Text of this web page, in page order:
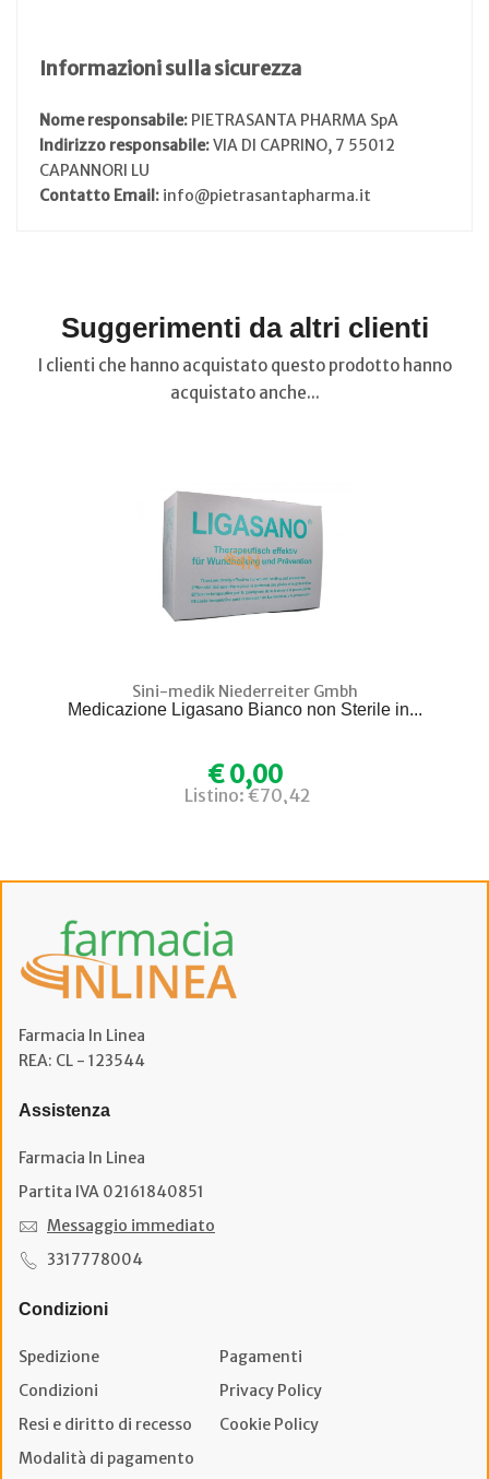
Informazioni sulla sicurezza
Nome responsabile: PIETRASANTA PHARMA SpA
Indirizzo responsabile:VIA DI CAPRINO, 7 55012
CAPANNORI LU
Contatto Email: info@pietrasantapharma.it
Suggerimenti da altri clienti
I clienti che hanno acquistato questo prodotto hanno
acquistato anche...
Sini-medik Niederreiter Gmbh
Medicazione Ligasano Bianco non Sterile in...
€ 0,00
Listino: €70,42
Farmacia In Linea
REA: CL - 123544
Assistenza
Farmacia In Linea
Partita IVA 02161840851
Messaggio immediato
3317778004
Condizioni
Spedizione
Pagamenti
Condizioni
Privacy Policy
Resi e diritto di recesso
Cookie Policy
Modalità di pagamento